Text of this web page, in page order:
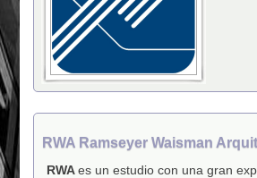
RWA Ramseyer Waisman
RWAes un estudio con una gran